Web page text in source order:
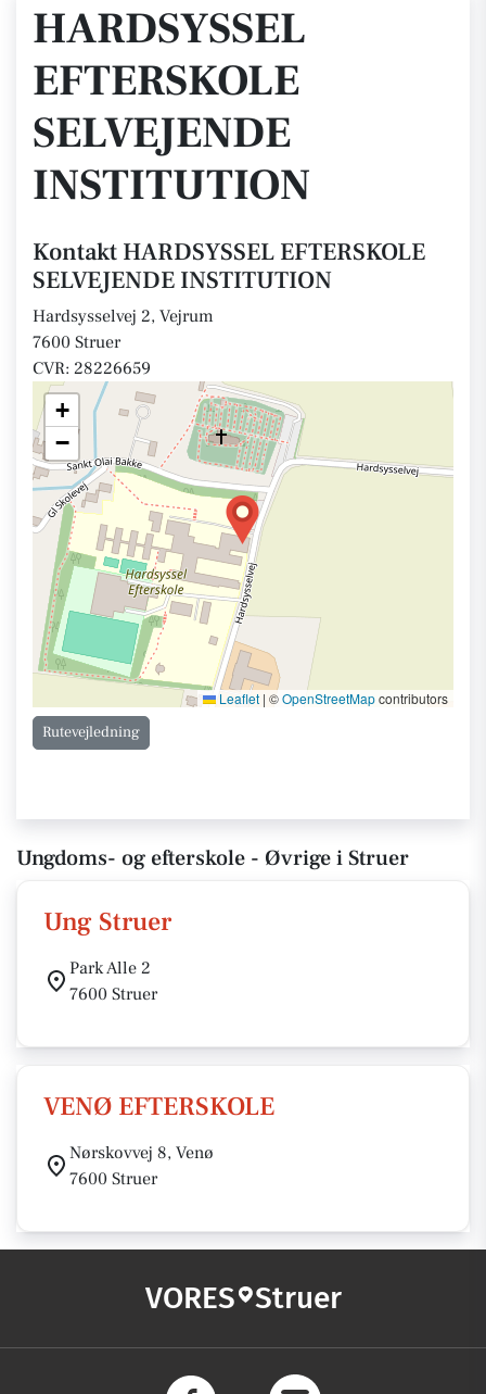
HARDSYSSEL
EFTERSKOLE
SELVEJENDE
INSTITUTION
Kontakt HARDSYSSEL EFTERSKOLE
SELVEJENDE INSTITUTION
Hardsysselvej 2, Vejrum
7600 Struer
CVR: 28226659
+
−
Leaflet | ©OpenStreetMapcontributors
Rutevejledning
Ungdoms- og efterskole - Øvrige i Struer
Ung Struer
Park Alle 2
7600 Struer
VENØ EFTERSKOLE
Nørskovvej 8, Venø
7600 Struer
VORES Struer